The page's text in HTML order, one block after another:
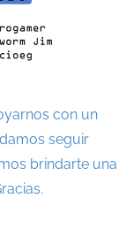
con un
seguir
brindarte una